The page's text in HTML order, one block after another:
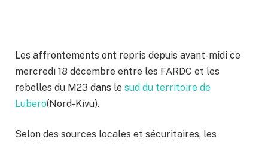
Les affrontements ont repris depuis avant-midi ce
mercredi 18 décembre entre les FARDC et les
rebelles du M23 dans le sud du territoire de
Lubero(Nord-Kivu).
Selon des sources locales et sécuritaires, les